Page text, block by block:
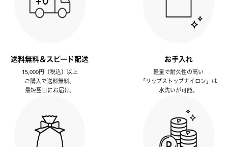
送料無料＆スピード配送
15,000円（税込）以上
ご購入で送料無料。
最短翌日にお届け。
お手入れ
軽量で耐久性の高い
「リップストップナイロン」は
水洗いが可能。